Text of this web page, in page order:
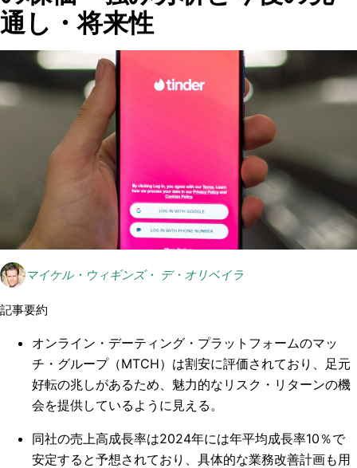
通し・将来性
マイケル・ウィギンズ・ デ・オリベイラ
記事要約
オンライン・デーティング・プラットフォームのマッ
チ・グループ（MTCH）は割安に評価されており、足元
好転の兆しがあるため、魅力的なリスク・リターンの機
会を提供しているように見える。
同社の売上高成長率は2024年には年平均成長率10％で
安定すると予想されており、具体的な業務改善計画も用